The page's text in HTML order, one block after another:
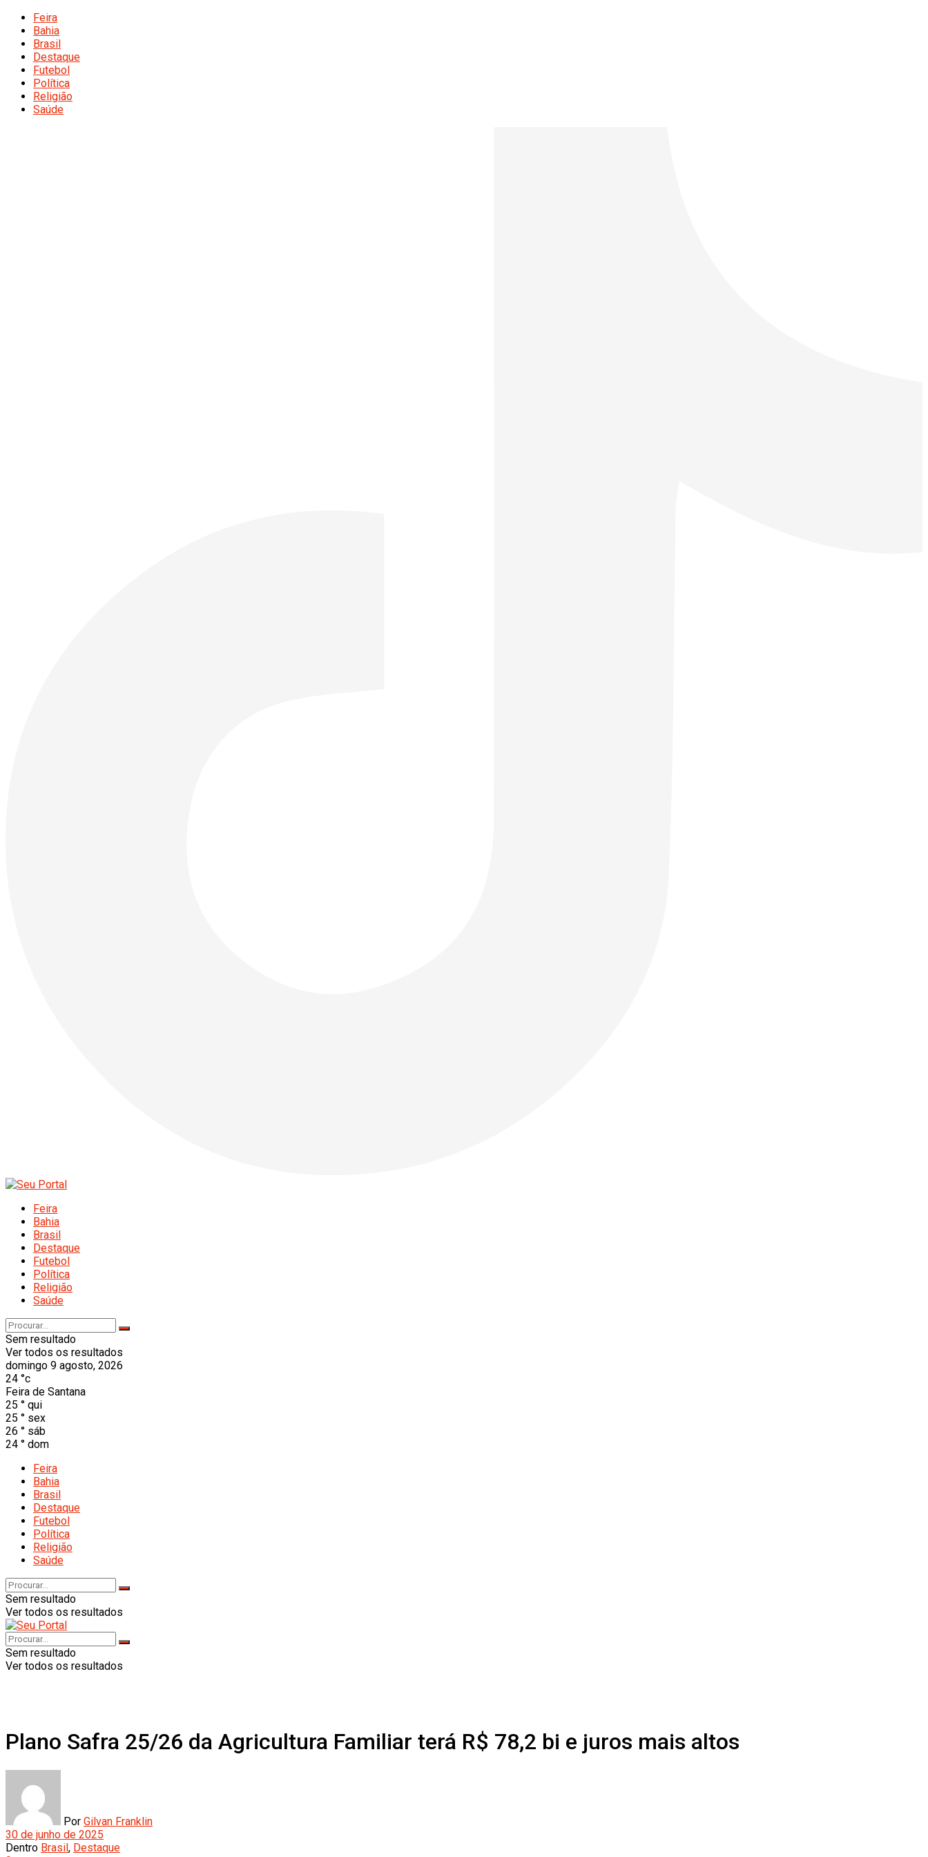
Feira
Bahia
Brasil
Destaque
Futebol
Política
Religião
Saúde
Feira
Bahia
Brasil
Destaque
Futebol
Política
Religião
Saúde
Sem resultado
Ver todos os resultados
domingo 9 agosto, 2026
24 °c
Feira de Santana
25 ° qui
25 ° sex
26 ° sáb
24 ° dom
Feira
Bahia
Brasil
Destaque
Futebol
Política
Religião
Saúde
Sem resultado
Ver todos os resultados
Sem resultado
Ver todos os resultados
Plano Safra 25/26 da Agricultura Familiar terá R$ 78,2 bi e juros mais altos
Por Gilvan Franklin
30 de junho de 2025
Dentro Brasil, Destaque